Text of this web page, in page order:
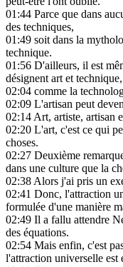
01:44 Parce que dans
des techniques,
01:49 soit dans la
technique.
01:56 D'ailleurs, il est
désignent art et technique,
02:04 comme la
02:09 L'artisan peut
02:14Art, artiste, artisan
02:20 L'art, c'est ce qui
choses.
02:27 Deuxième
dans une culture que la
02:38Alors j'ai pris un
02:41 Donc, l'attraction
formulée d'une manière
02:49 Il a fallu attendre
des équations.
02:54 Mais enfin, c'est
l'attraction universelle est